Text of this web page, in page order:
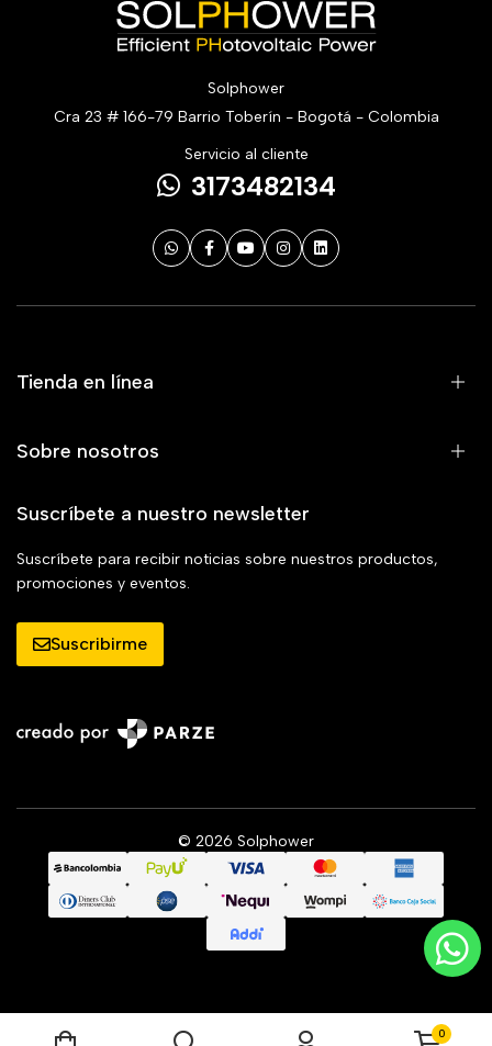
Solphower
Cra 23 # 166-79 Barrio Toberín - Bogotá - Colombia
Servicio al cliente
3173482134
Tienda en línea
Sobre nosotros
Suscríbete a nuestro newsletter
Suscríbete para recibir noticias sobre nuestros productos,
promociones y eventos.
Suscribirme
© 2026 Solphower
0